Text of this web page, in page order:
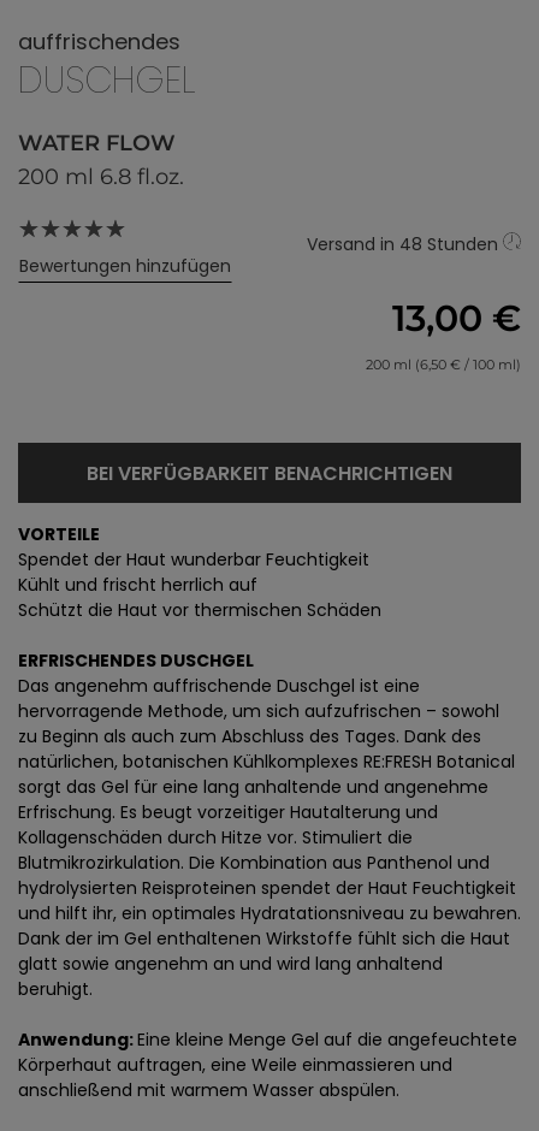
auffrischendes
DUSCHGEL
WATER FLOW
200 ml 6.8 fl.oz.
Bewertungen hinzufügen
Versand in 48 Stunden
13,00 €
200 ml (6,50 € / 100 ml)
BEI VERFÜGBARKEIT BENACHRICHTIGEN
VORTEILE
Spendet der Haut wunderbar Feuchtigkeit
Kühlt und frischt herrlich auf
Schützt die Haut vor thermischen Schäden
ERFRISCHENDES DUSCHGEL
Das angenehm auffrischende Duschgel ist eine
hervorragende Methode, um sich aufzufrischen – sowohl
zu Beginn als auch zum Abschluss des Tages. Dank des
natürlichen, botanischen Kühlkomplexes RE:FRESH Botanical
sorgt das Gel für eine lang anhaltende und angenehme
Erfrischung. Es beugt vorzeitiger Hautalterung und
Kollagenschäden durch Hitze vor. Stimuliert die
Blutmikrozirkulation. Die Kombination aus Panthenol und
hydrolysierten Reisproteinen spendet der Haut Feuchtigkeit
und hilft ihr, ein optimales Hydratationsniveau zu bewahren.
Dank der im Gel enthaltenen Wirkstoffe fühlt sich die Haut
glatt sowie angenehm an und wird lang anhaltend
beruhigt.
Anwendung:Eine kleine Menge Gel auf die angefeuchtete
Körperhaut auftragen, eine Weile einmassieren und
anschließend mit warmem Wasser abspülen.